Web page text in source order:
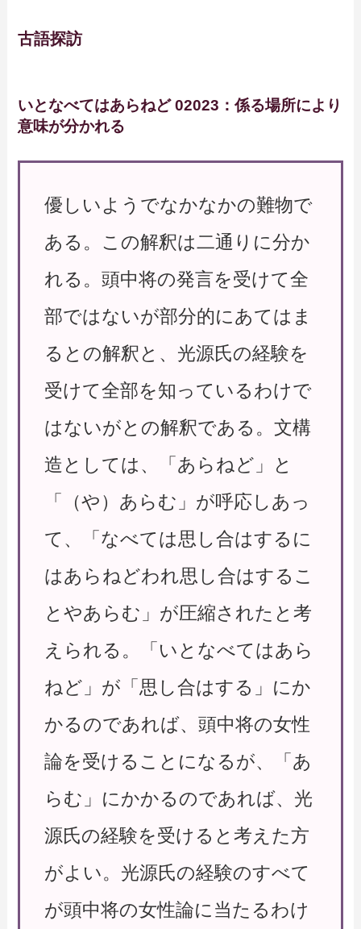
古語探訪
いとなべてはあらねど 02023：係る場所により
意味が分かれる
優しいようでなかなかの難物で
ある。この解釈は二通りに分か
れる。頭中将の発言を受けて全
部ではないが部分的にあてはま
るとの解釈と、光源氏の経験を
受けて全部を知っているわけで
はないがとの解釈である。文構
造としては、「あらねど」と
「（や）あらむ」が呼応しあっ
て、「なべては思し合はするに
はあらねどわれ思し合はするこ
とやあらむ」が圧縮されたと考
えられる。「いとなべてはあら
ねど」が「思し合はする」にか
かるのであれば、頭中将の女性
論を受けることになるが、「あ
らむ」にかかるのであれば、光
源氏の経験を受けると考えた方
がよい。光源氏の経験のすべて
が頭中将の女性論に当たるわけ